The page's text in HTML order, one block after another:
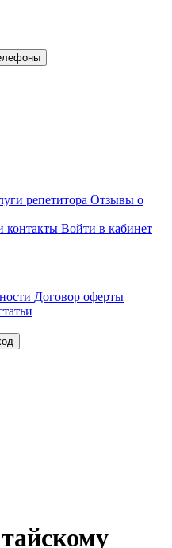
репетитора Отзывы о
контакты Войти в кабинет
Договор оферты